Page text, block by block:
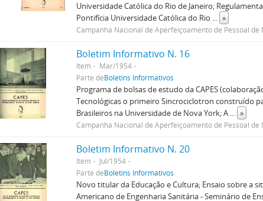
Universidade Católica do Rio de Janeiro;
Pontifícia Universidade Católica do Rio ... »
Campanha Nacional de Aperfeiçoamento de Pessoal de
Boletim Informativo N. 16
Item
Mar/1954
Parte deBoletins Informativos
Programa de bolsas de estudo da CAPES
Tecnológicas o primeiro Sincrociclotron construído
Brasileiros na Universidade de Nova York; A ... »
Campanha Nacional de Aperfeiçoamento de Pessoal de
Boletim Informativo N. 20
Item
Jul/1954
Parte deBoletins Informativos
Novo titular da Educação e Cultura; Ensaio sobre a
Americano de Engenharia Sanitária - Seminário de